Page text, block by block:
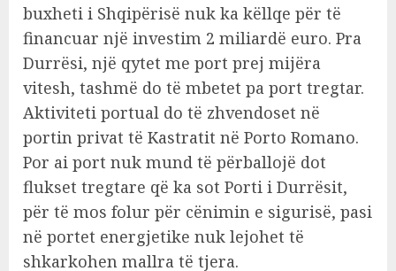
buxheti i Shqipërisë nuk ka këllqe për të
financuar një investim 2 miliardë euro. Pra
Durrësi, një qytet me port prej mijëra
vitesh, tashmë do të mbetet pa port tregtar.
Aktiviteti portual do të zhvendoset në
portin privat të Kastratit në Porto Romano.
Por ai port nuk mund të përballojë dot
flukset tregtare që ka sot Porti i Durrësit,
për të mos folur për cënimin e sigurisë, pasi
në portet energjetike nuk lejohet të
shkarkohen mallra të tjera.